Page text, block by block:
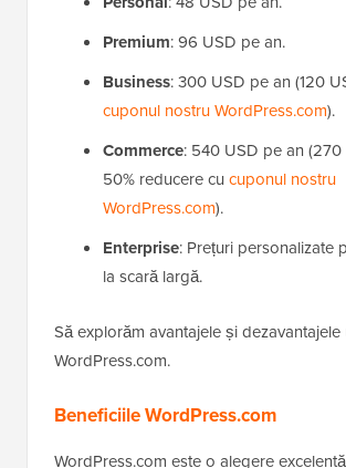
Premium: 96 USD pe an.
Business: 300 USD pe an (120
cuponul nostru WordPress.com).
Commerce: 540 USD pe an (270
50% reducere cu cuponul nostru
WordPress.com).
Enterprise: Prețuri personalizate
la scară largă.
Să explorăm avantajele și dezavantajele
WordPress.com.
Beneficiile WordPress.com
WordPress.com este o alegere